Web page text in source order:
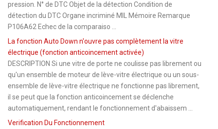
pression. N° de DTC Objet de la détection Condition de
détection du DTC Organe incriminé MIL Mémoire Remarque
P106A62 Echec de la comparaiso ...
La fonction Auto Down n'ouvre pas complètement la vitre
électrique (fonction anticoincement activée)
DESCRIPTION Si une vitre de porte ne coulisse pas librement ou
qu'un ensemble de moteur de lève-vitre électrique ou un sous-
ensemble de lève-vitre électrique ne fonctionne pas librement,
il se peut que la fonction anticoincement se déclenche
automatiquement, rendant le fonctionnement d'abaissem ...
Verification Du Fonctionnement